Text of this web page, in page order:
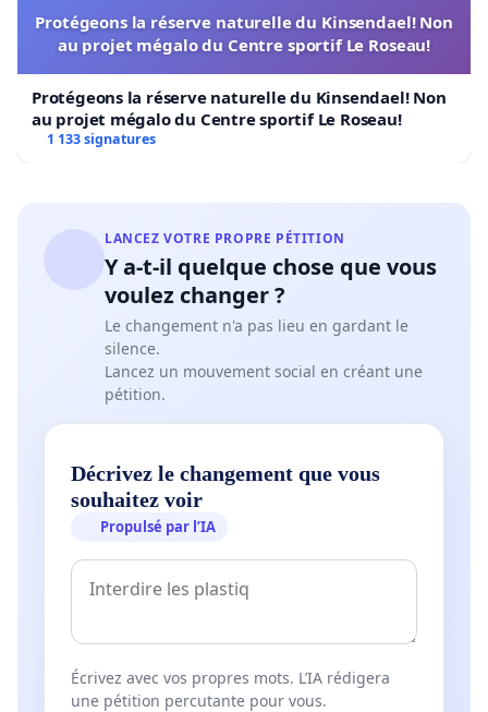
Protégeons la réserve naturelle du Kinsendael! Non
au projet mégalo du Centre sportif Le Roseau!
Protégeons la réserve naturelle du Kinsendael! Non
au projet mégalo du Centre sportif Le Roseau!
1 133 signatures
LANCEZ VOTRE PROPRE PÉTITION
Y a-t-il quelque chose que vous
voulez changer ?
Le changement n'a pas lieu en gardant le
silence.
Lancez un mouvement social en créant une
pétition.
Décrivez le changement que vous
souhaitez voir
Propulsé par l’IA
Écrivez avec vos propres mots. L’IA rédigera
une pétition percutante pour vous.